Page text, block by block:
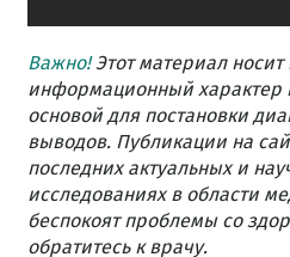
Важно!Этот материал
информационный характер
основой для постановки
выводов. Публикации на
последних актуальных и
исследованиях в области
беспокоят проблемы со
обратитесь к врачу.